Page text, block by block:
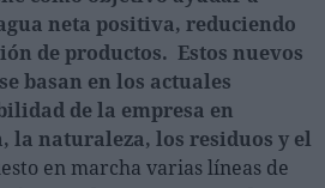
neta positiva, reduciendo
de productos. Estos nuevos
basan en los actuales
de la empresa en
la naturaleza, los residuos y el
en marcha varias líneas de